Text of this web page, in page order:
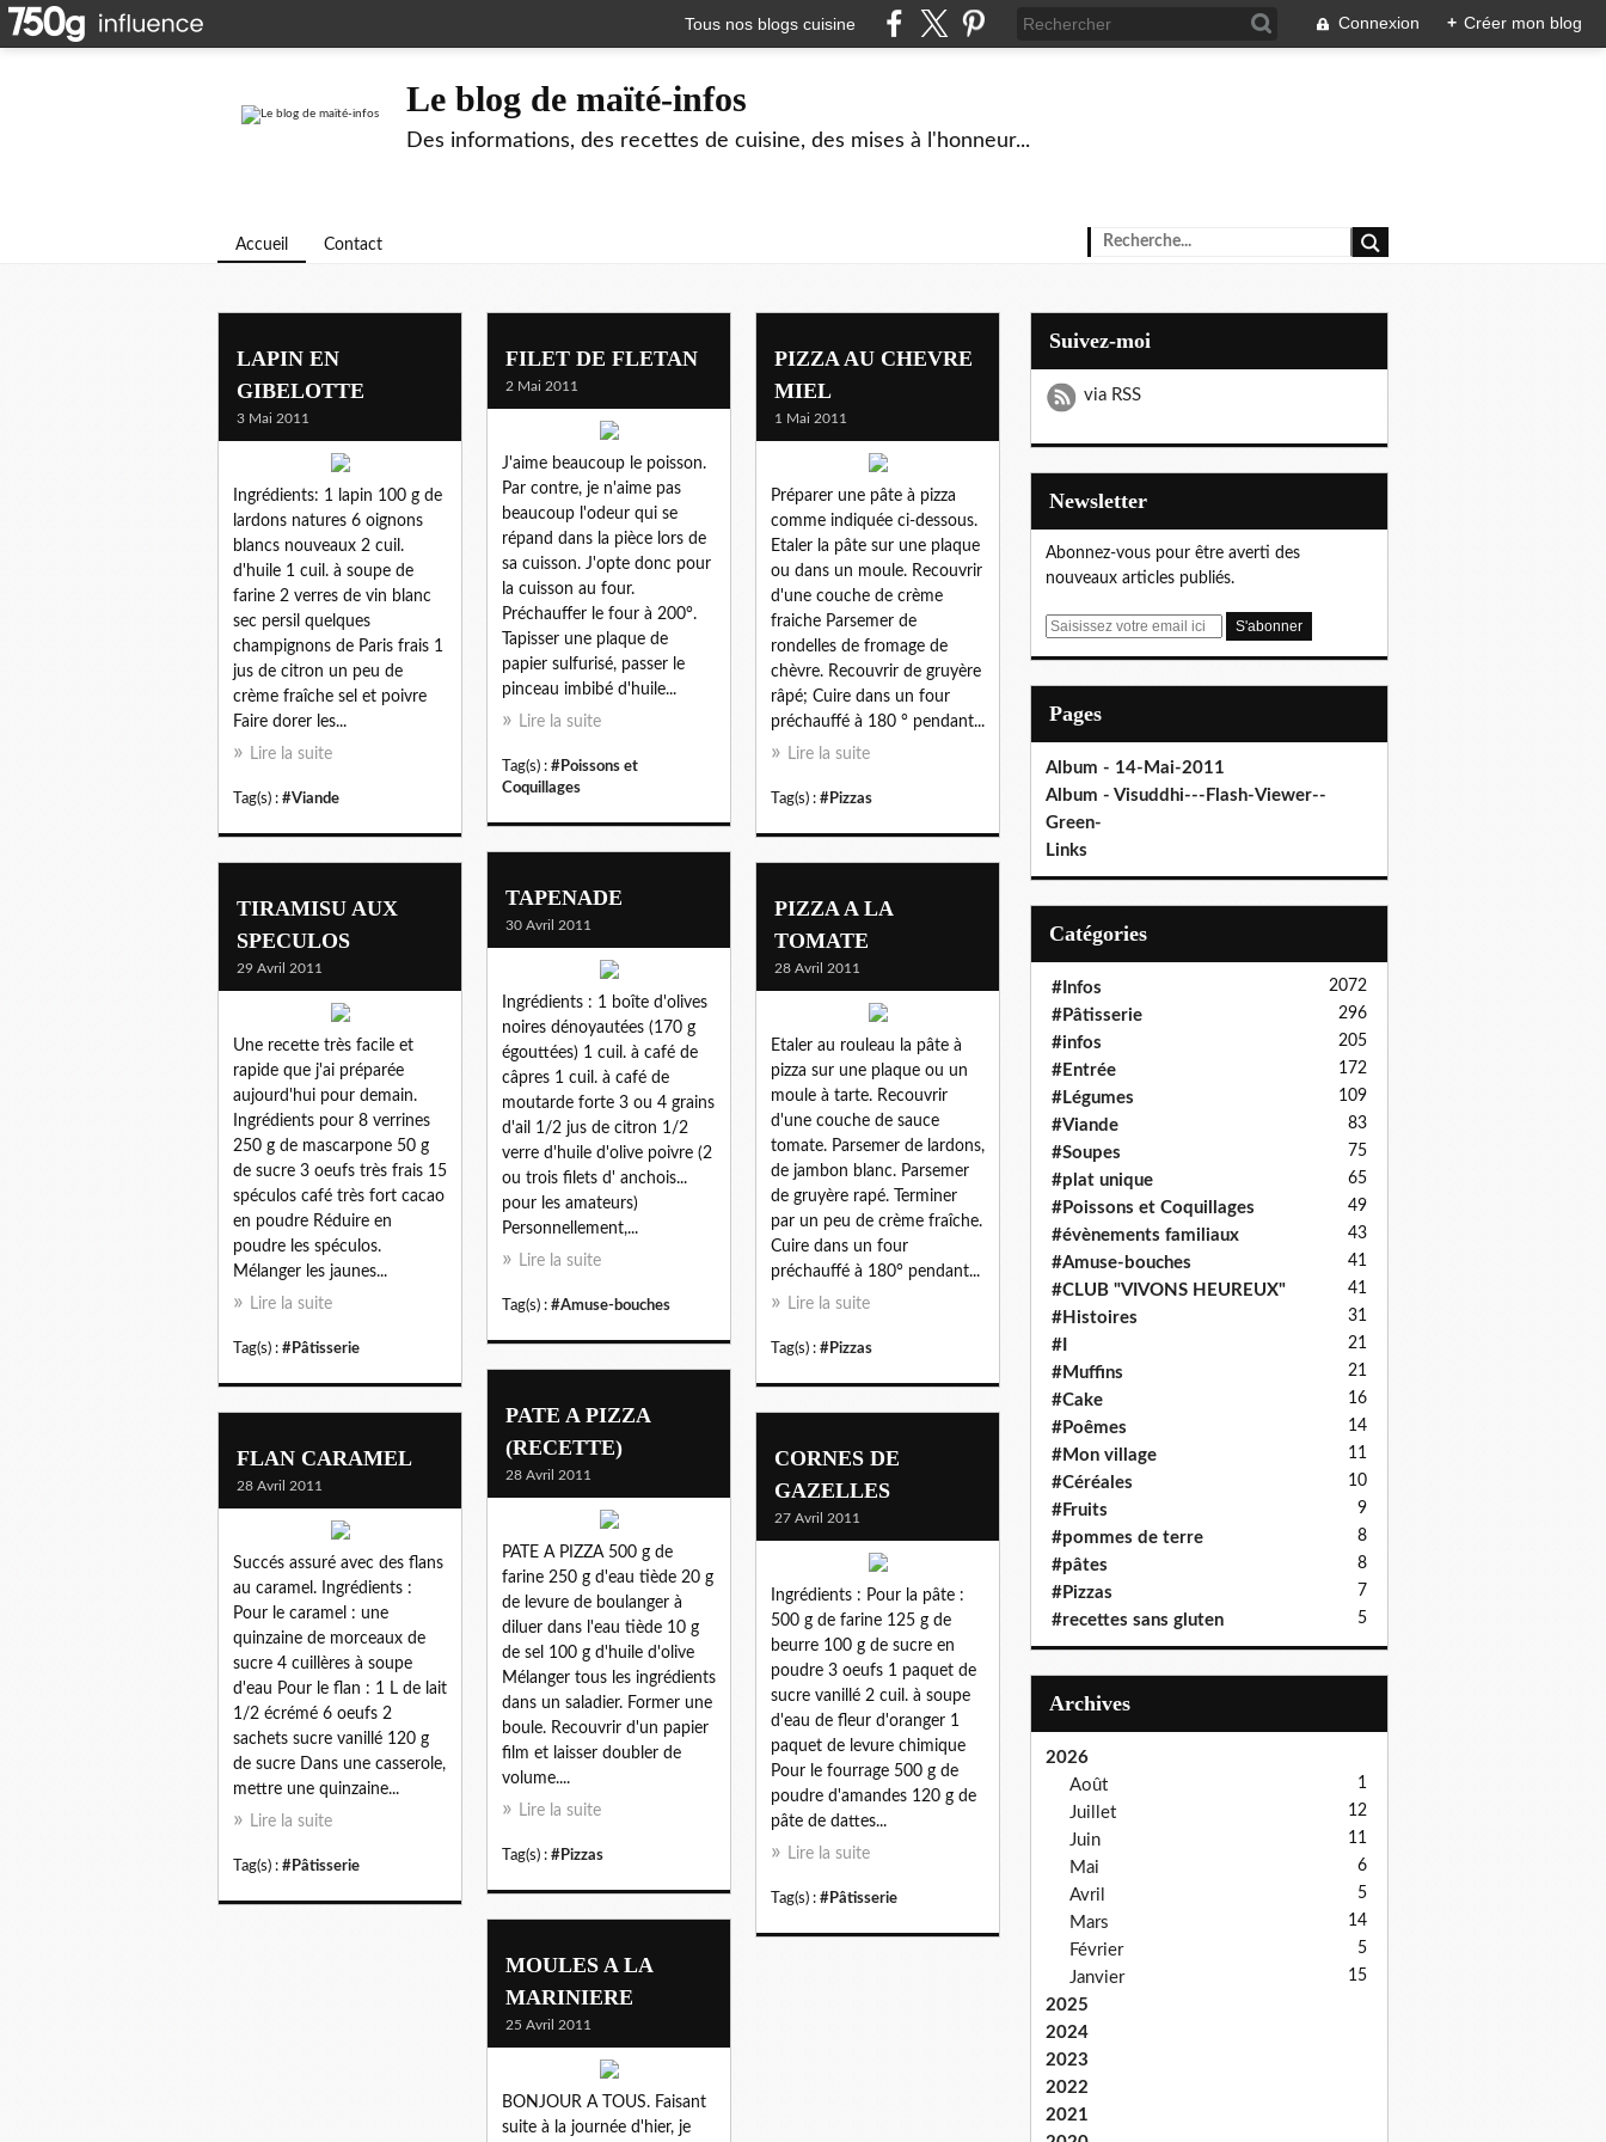
Tous nos blogs cuisine Connexion + Créer mon blog
Le blog de maïté-infos
Des informations, des recettes de cuisine, des mises à l'honneur...
Accueil Contact
LAPIN EN
GIBELOTTE
3 Mai 2011
Ingrédients: 1 lapin 100 g de
lardons natures 6 oignons
blancs nouveaux 2 cuil.
d'huile 1 cuil. à soupe de
farine 2 verres de vin blanc
sec persil quelques
champignons de Paris frais 1
jus de citron un peu de
crème fraîche sel et poivre
Faire dorer les...
Lire la suite
Tag(s) : #Viande
FILET DE FLETAN
2 Mai 2011
J'aime beaucoup le poisson.
Par contre, je n'aime pas
beaucoup l'odeur qui se
répand dans la pièce lors de
sa cuisson. J'opte donc pour
la cuisson au four.
Préchauffer le four à 200°.
Tapisser une plaque de
papier sulfurisé, passer le
pinceau imbibé d'huile...
Lire la suite
Tag(s) : #Poissons et
Coquillages
PIZZA AU CHEVRE
MIEL
1 Mai 2011
Préparer une pâte à pizza
comme indiquée ci-dessous.
Etaler la pâte sur une plaque
ou dans un moule. Recouvrir
d'une couche de crème
fraiche Parsemer de
rondelles de fromage de
chèvre. Recouvrir de gruyère
râpé; Cuire dans un four
préchauffé à 180 ° pendant...
Lire la suite
Tag(s) : #Pizzas
TAPENADE
30 Avril 2011
Ingrédients : 1 boîte d'olives
noires dénoyautées (170 g
égouttées) 1 cuil. à café de
câpres 1 cuil. à café de
moutarde forte 3 ou 4 grains
d'ail 1/2 jus de citron 1/2
verre d'huile d'olive poivre (2
ou trois filets d' anchois...
pour les amateurs)
Personnellement,...
Lire la suite
Tag(s) : #Amuse-bouches
TIRAMISU AUX
SPECULOS
29 Avril 2011
Une recette très facile et
rapide que j'ai préparée
aujourd'hui pour demain.
Ingrédients pour 8 verrines
250 g de mascarpone 50 g
de sucre 3 oeufs très frais 15
spéculos café très fort cacao
en poudre Réduire en
poudre les spéculos.
Mélanger les jaunes...
Lire la suite
Tag(s) : #Pâtisserie
PIZZA A LA
TOMATE
28 Avril 2011
Etaler au rouleau la pâte à
pizza sur une plaque ou un
moule à tarte. Recouvrir
d'une couche de sauce
tomate. Parsemer de lardons,
de jambon blanc. Parsemer
de gruyère rapé. Terminer
par un peu de crème fraîche.
Cuire dans un four
préchauffé à 180° pendant...
Lire la suite
Tag(s) : #Pizzas
PATE A PIZZA
(RECETTE)
28 Avril 2011
PATE A PIZZA 500 g de
farine 250 g d'eau tiède 20 g
de levure de boulanger à
diluer dans l'eau tiède 10 g
de sel 100 g d'huile d'olive
Mélanger tous les ingrédients
dans un saladier. Former une
boule. Recouvrir d'un papier
film et laisser doubler de
volume....
Lire la suite
Tag(s) : #Pizzas
FLAN CARAMEL
28 Avril 2011
Succés assuré avec des flans
au caramel. Ingrédients :
Pour le caramel : une
quinzaine de morceaux de
sucre 4 cuillères à soupe
d'eau Pour le flan : 1 L de lait
1/2 écrémé 6 oeufs 2
sachets sucre vanillé 120 g
de sucre Dans une casserole,
mettre une quinzaine...
Lire la suite
Tag(s) : #Pâtisserie
CORNES DE
GAZELLES
27 Avril 2011
Ingrédients : Pour la pâte :
500 g de farine 125 g de
beurre 100 g de sucre en
poudre 3 oeufs 1 paquet de
sucre vanillé 2 cuil. à soupe
d'eau de fleur d'oranger 1
paquet de levure chimique
Pour le fourrage 500 g de
poudre d'amandes 120 g de
pâte de dattes...
Lire la suite
Tag(s) : #Pâtisserie
MOULES A LA
MARINIERE
25 Avril 2011
BONJOUR A TOUS. Faisant
suite à la journée d'hier, je
Suivez-moi
via RSS
Newsletter
Abonnez-vous pour être averti des
nouveaux articles publiés.
E
Pages
Album - 14-Mai-2011
Album - Visuddhi---Flash-Viewer--
Green-
Links
Catégories
#Infos 2072
#Pâtisserie 296
#infos 205
#Entrée 172
#Légumes 109
#Viande 83
#Soupes 75
#plat unique 65
#Poissons et Coquillages 49
#évènements familiaux 43
#Amuse-bouches 41
#CLUB "VIVONS HEUREUX" 41
#Histoires 31
#I 21
#Muffins 21
#Cake 16
#Poêmes 14
#Mon village 11
#Céréales 10
#Fruits 9
#pommes de terre 8
#pâtes 8
#Pizzas 7
#recettes sans gluten 5
Archives
2026
Août
1
Juillet 12
Juin 11
Mai 6
Avril 5
Mars 14
Février 5
Janvier 15
2025
2024
2023
2022
2021